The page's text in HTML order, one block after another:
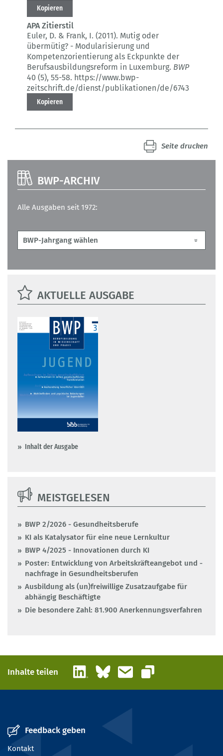
Kopieren
APA Zitierstil
Euler, D. & Frank, I. (2011). Mutig oder
übermütig? - Modularisierung und
Kompetenzorientierung als Eckpunkte der
Berufsausbildungsreform in Luxemburg. BWP
40 (5), 55-58. https://www.bwp-
zeitschrift.de/dienst/publikationen/de/6743
Kopieren
Seite drucken
BWP-ARCHIV
Alle Ausgaben seit 1972:
AKTUELLE AUSGABE
Inhalt der Ausgabe
MEISTGELESEN
BWP 2/2026 - Gesundheitsberufe
KI als Katalysator für eine neue Lernkultur
BWP 4/2025 - Innovationen durch KI
Poster: Entwicklung von Arbeitskräfteangebot und -
nachfrage in Gesundheitsberufen
Ausbildung als (un)freiwillige Zusatzaufgabe für
abhängig Beschäftigte
Die besondere Zahl: 81.900 Anerkennungsverfahren
Inhalte teilen LinkedInBlueskyE-Mail
Link kopieren
Feedback geben
Kontakt